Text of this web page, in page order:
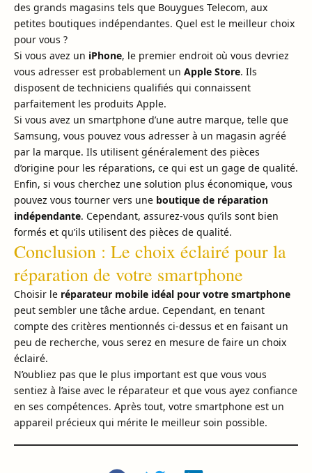
des grands magasins tels que Bouygues Telecom, aux
petites boutiques indépendantes. Quel est le meilleur choix
pour vous ?
Si vous avez un iPhone, le premier endroit où vous devriez
vous adresser est probablement un Apple Store. Ils
disposent de techniciens qualifiés qui connaissent
parfaitement les produits Apple.
Si vous avez un smartphone d’une autre marque, telle que
Samsung, vous pouvez vous adresser à un magasin agréé
par la marque. Ils utilisent généralement des pièces
d’origine pour les réparations, ce qui est un gage de qualité.
Enfin, si vous cherchez une solution plus économique, vous
pouvez vous tourner vers une boutique de réparation
indépendante. Cependant, assurez-vous qu’ils sont bien
formés et qu’ils utilisent des pièces de qualité.
Conclusion : Le choix éclairé pour la
réparation de votre smartphone
Choisir le réparateur mobile idéal pour votre smartphone
peut sembler une tâche ardue. Cependant, en tenant
compte des critères mentionnés ci-dessus et en faisant un
peu de recherche, vous serez en mesure de faire un choix
éclairé.
N’oubliez pas que le plus important est que vous vous
sentiez à l’aise avec le réparateur et que vous ayez confiance
en ses compétences. Après tout, votre smartphone est un
appareil précieux qui mérite le meilleur soin possible.